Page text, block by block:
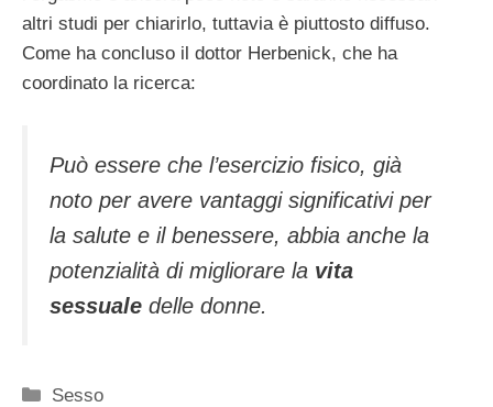
altri studi per chiarirlo, tuttavia è piuttosto diffuso.
Come ha concluso il dottor Herbenick, che ha
coordinato la ricerca:
Può essere che l’esercizio fisico, già
noto per avere vantaggi significativi per
la salute e il benessere, abbia anche la
potenzialità di migliorare la vita
sessuale delle donne.
Categorie
Sesso